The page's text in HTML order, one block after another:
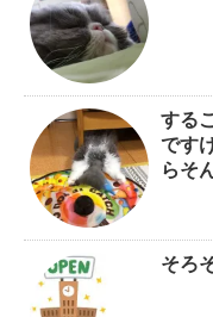
する
です
らそ
そろ